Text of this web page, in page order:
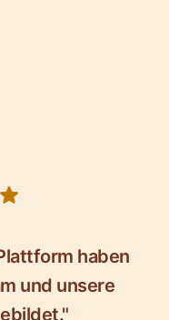
haben
und unsere